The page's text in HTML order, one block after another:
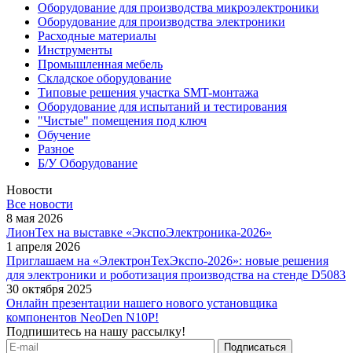
Оборудование для производства микроэлектроники
Оборудование для производства электроники
Расходные материалы
Инструменты
Промышленная мебель
Складское оборудование
Типовые решения участка SMT-монтажа
Оборудование для испытаний и тестирования
"Чистые" помещения под ключ
Обучение
Разное
Б/У Оборудование
Новости
Все новости
8 мая 2026
ЛионТех на выставке «ЭкспоЭлектроника-2026»
1 апреля 2026
Приглашаем на «ЭлектронТехЭкспо-2026»: новые решения
для электроники и роботизация производства на стенде D5083
30 октября 2025
Онлайн презентации нашего нового установщика
компонентов NeoDen N10P!
Подпишитесь на нашу рассылку!